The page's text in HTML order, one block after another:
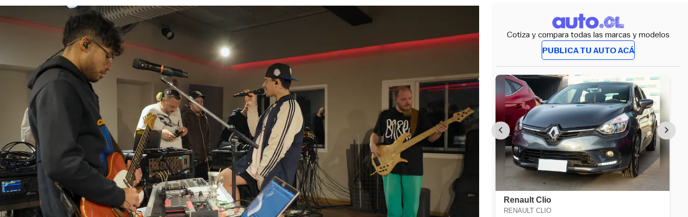
Cotiza y compara todas las marcas y modelos
PUBLICA TU AUTO ACÁ